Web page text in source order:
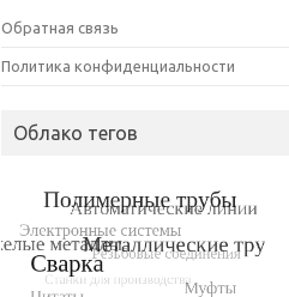
Обратная связь
Политика конфиденциальности
Облако тегов